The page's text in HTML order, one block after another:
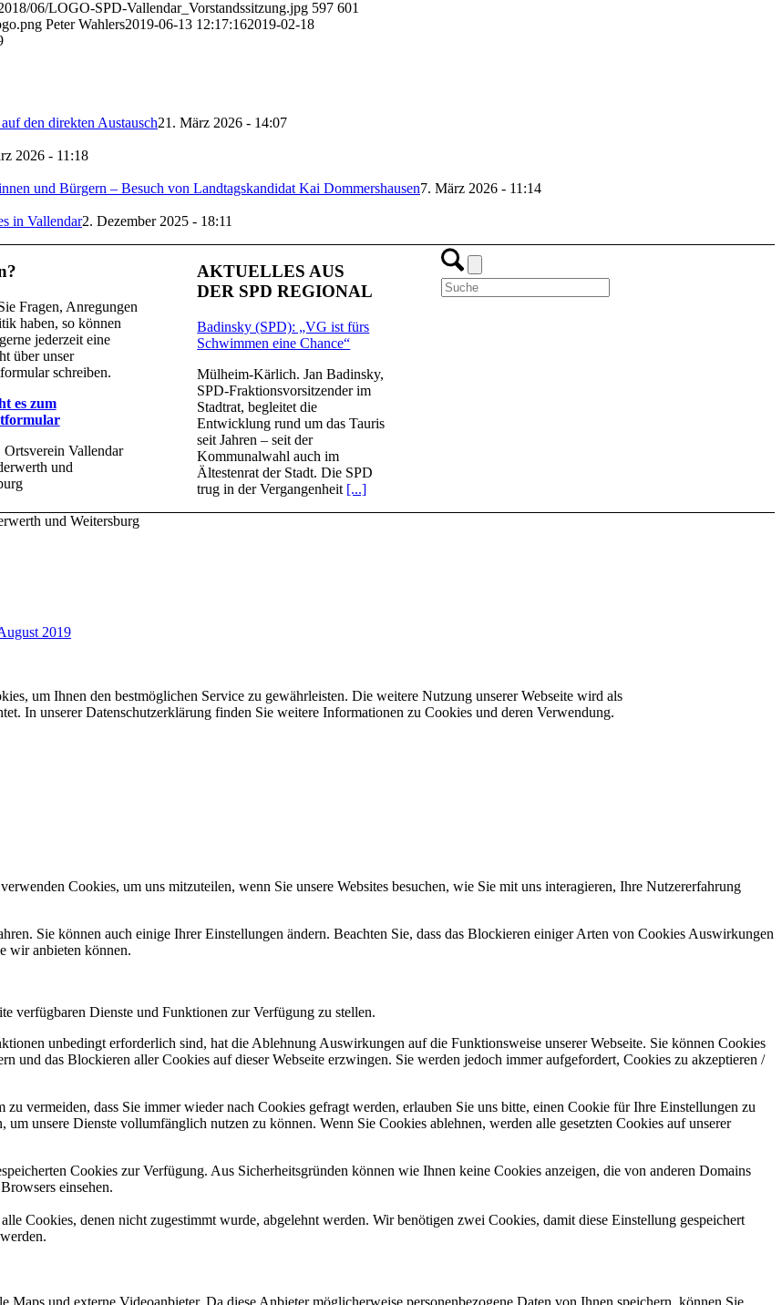
06/LOGO-SPD-Vallendar_Vorstandssitzung.jpg 597 601
Peter Wahlers2019-06-13 12:17:162019-02-18
den direkten Austausch21. März 2026 - 14:07
2026 - 11:18
und Bürgern – Besuch von Landtagskandidat Kai Dommershausen7. März 2026 - 11:14
in Vallendar2. Dezember 2025 - 18:11
Fragen, Anregungen
haben, so können
jederzeit eine
über unser
schreiben.
es zum
Vallendar
und
AKTUELLES AUS
DER SPD REGIONAL
Badinsky (SPD): „VG ist fürs
Schwimmen eine Chance“
Mülheim-Kärlich. Jan Badinsky,
SPD-Fraktionsvorsitzender im
Stadtrat, begleitet die
Entwicklung rund um das Tauris
seit Jahren – seit der
Kommunalwahl auch im
Ältestenrat der Stadt. Die SPD
trug in der Vergangenheit [...]
und Weitersburg
2019
um Ihnen den bestmöglichen Service zu gewährleisten. Die weitere Nutzung unserer Webseite wird als
In unserer Datenschutzerklärung finden Sie weitere Informationen zu Cookies und deren Verwendung.
Cookies, um uns mitzuteilen, wenn Sie unsere Websites besuchen, wie Sie mit uns interagieren, Ihre Nutzererfahrung
Sie können auch einige Ihrer Einstellungen ändern. Beachten Sie, dass das Blockieren einiger Arten von Cookies Auswirkungen
wir anbieten können.
verfügbaren Dienste und Funktionen zur Verfügung zu stellen.
unbedingt erforderlich sind, hat die Ablehnung Auswirkungen auf die Funktionsweise unserer Webseite. Sie können Cookies
und das Blockieren aller Cookies auf dieser Webseite erzwingen. Sie werden jedoch immer aufgefordert, Cookies zu akzeptieren /
vermeiden, dass Sie immer wieder nach Cookies gefragt werden, erlauben Sie uns bitte, einen Cookie für Ihre Einstellungen zu
um unsere Dienste vollumfänglich nutzen zu können. Wenn Sie Cookies ablehnen, werden alle gesetzten Cookies auf unserer
Cookies zur Verfügung. Aus Sicherheitsgründen können wie Ihnen keine Cookies anzeigen, die von anderen Domains
einsehen.
Cookies, denen nicht zugestimmt wurde, abgelehnt werden. Wir benötigen zwei Cookies, damit diese Einstellung gespeichert